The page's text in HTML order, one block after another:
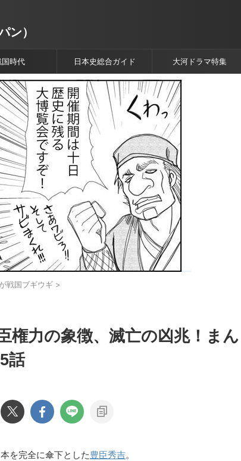
ン）
国時代 日本史総合ガイド 大河ドラマ特集
戦国ブギウギ >
権力の象徴、滅亡の凶兆！まん
話
を完全に傘下とした豊臣秀吉。